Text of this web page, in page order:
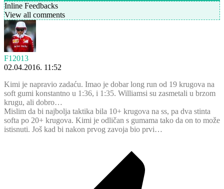
Inline Feedbacks
View all comments
F12013
02.04.2016. 11:52
Kimi je napravio zadaću. Imao je dobar long run od 19 krugova na
soft gumi konstantno u 1:36, i 1:35. Williamsi su zasmetali u brzom
krugu, ali dobro…
Mislim da bi najbolja taktika bila 10+ krugova na ss, pa dva stinta
softa po 20+ krugova. Kimi je odličan s gumama tako da on to može
istisnuti. Još kad bi nakon prvog zavoja bio prvi…